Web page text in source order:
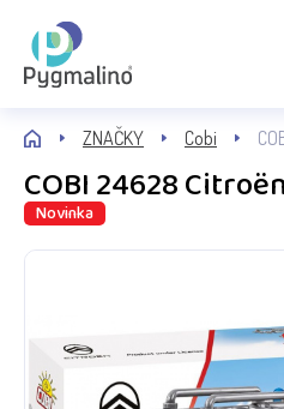
ZNAČKY Cobi
COBI 24628
Novinka